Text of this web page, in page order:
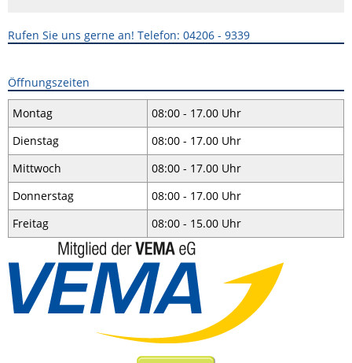
Rufen Sie uns gerne an! Telefon: 04206 - 9339
Öffnungszeiten
Montag
08:00 - 17.00 Uhr
Dienstag
08:00 - 17.00 Uhr
Mittwoch
08:00 - 17.00 Uhr
Donnerstag
08:00 - 17.00 Uhr
Freitag
08:00 - 15.00 Uhr